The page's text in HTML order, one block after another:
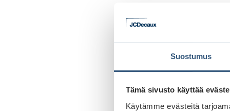
Suostumus
Tämä sivusto käyttää
Käytämme evästeitä